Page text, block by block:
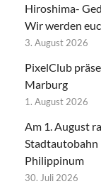
Hiroshima-
Wir werden
3. August 2026
PixelClub
Marburg
1. August 2026
Am 1. August
Stadtautobahn
Philippinum
30. Juli 2026